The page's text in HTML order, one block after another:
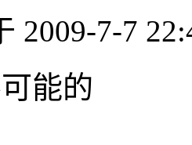
2009-7-7
能的